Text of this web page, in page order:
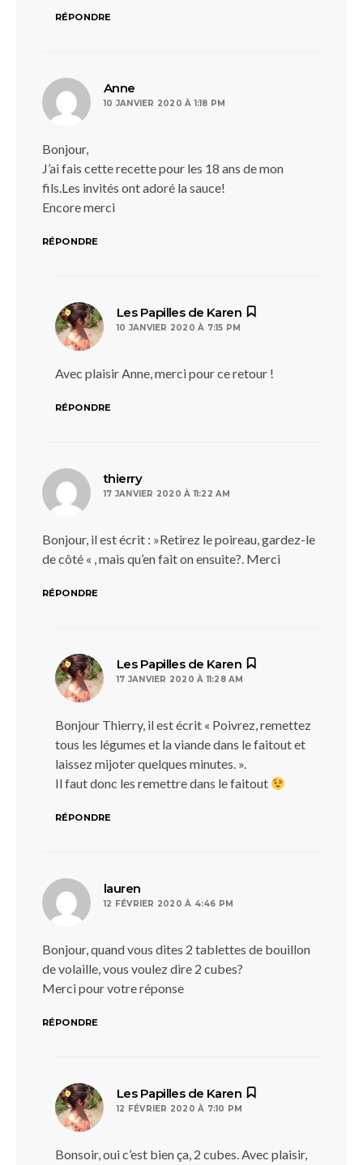
RÉPONDRE
Anne
10 JANVIER 2020 À 1:18 PM
Bonjour,
J’ai fais cette recette pour les 18 ans de mon
fils.Les invités ont adoré la sauce!
Encore merci
RÉPONDRE
Les Papilles de Karen
10 JANVIER 2020 À 7:15 PM
Avec plaisir Anne, merci pour ce retour !
RÉPONDRE
thierrydit :
17 JANVIER 2020 À 11:22 AM
Bonjour, il est écrit : »Retirez le poireau, gardez-le
de côté « , mais qu’en fait on ensuite?. Merci
RÉPONDRE
Les Papilles de Karen
17 JANVIER 2020 À 11:28 AM
Bonjour Thierry, il est écrit « Poivrez, remettez
tous les légumes et la viande dans le faitout et
laissez mijoter quelques minutes. ».
Il faut donc les remettre dans le faitout
RÉPONDRE
lauren
12 FÉVRIER 2020 À 4:46 PM
Bonjour, quand vous dites 2 tablettes de bouillon
de volaille, vous voulez dire 2 cubes?
Merci pour votre réponse
RÉPONDRE
Les Papilles de Karen
12 FÉVRIER 2020 À 7:10 PM
Bonsoir, oui c’est bien ça, 2 cubes. Avec plaisir,